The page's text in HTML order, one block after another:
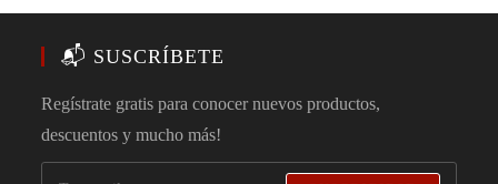
📬 SUSCRÍBETE
Regístrate gratis para conocer nuevos productos,
descuentos y mucho más!